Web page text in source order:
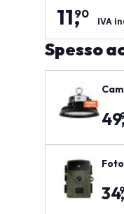
11,
90
IVA
Spesso
49
34,